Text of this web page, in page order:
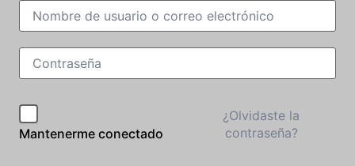
Mantenerme conectado
¿Olvidaste la
contraseña?